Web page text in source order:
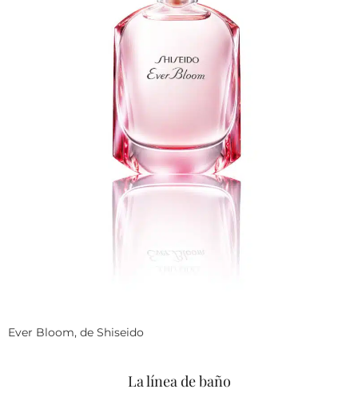
Ever Bloom, de Shiseido
La línea de baño